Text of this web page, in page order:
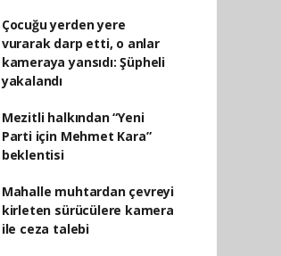
Çocuğu yerden yere
vurarak darp etti, o anlar
kameraya yansıdı: Şüpheli
yakalandı
Mezitli halkından “Yeni
Parti için Mehmet Kara”
beklentisi
Mahalle muhtardan çevreyi
kirleten sürücülere kamera
ile ceza talebi